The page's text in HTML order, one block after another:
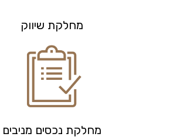
מחלקת שיווק
מחלקת נכסים מניבים